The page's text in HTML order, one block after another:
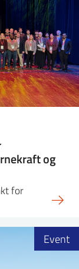
og
for
Event